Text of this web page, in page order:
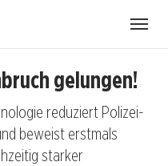
gelungen!
reduziert Polizei-
beweist erstmals
starker